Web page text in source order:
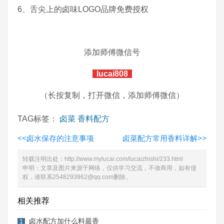
6、舌尖上的卤味LOGO品牌免费授权
添加师傅微信号
lucai808
（长按复制，打开微信，添加师傅微信）
TAG标签： 卤菜 香料配方
<<卤水保存的注意事项 卤菜配方常用香料详解>>
转载注明出处： http://www.mylucai.com/lucaizhishi/233.html
申明：文章及图片来源于网络，仅供学习交流，不做商用，如有侵
权，请联系2548293962@qq.com删除。
相关推荐
1 卤水配方加什么料最香